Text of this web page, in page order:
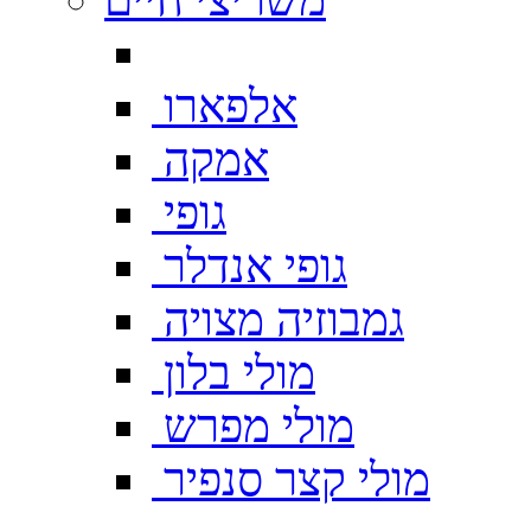
אלפארו
אמקה
גופי
גופי אנדלר
גמבוזיה מצויה
מולי בלון
מולי מפרש
מולי קצר סנפיר